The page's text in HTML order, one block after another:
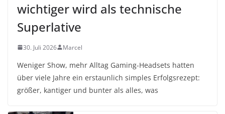
wichtiger wird als technische
Superlative
30. Juli 2026 Marcel
Weniger Show, mehr Alltag Gaming-Headsets hatten
über viele Jahre ein erstaunlich simples Erfolgsrezept:
größer, kantiger und bunter als alles, was